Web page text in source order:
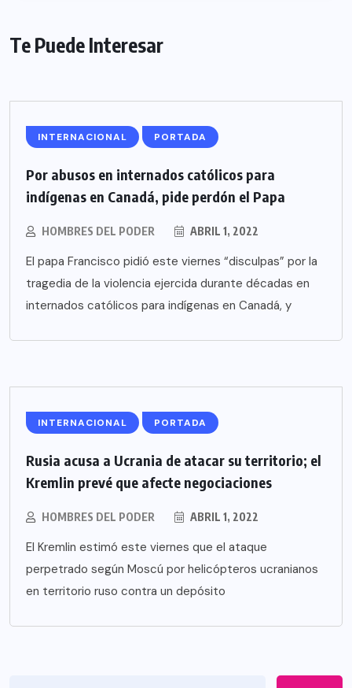
Te Puede Interesar
INTERNACIONAL PORTADA
Por abusos en internados católicos para
indígenas en Canadá, pide perdón el Papa
HOMBRES DEL PODER ABRIL 1, 2022
El papa Francisco pidió este viernes “disculpas” por la
tragedia de la violencia ejercida durante décadas en
internados católicos para indígenas en Canadá, y
INTERNACIONAL PORTADA
Rusia acusa a Ucrania de atacar su territorio; el
Kremlin prevé que afecte negociaciones
HOMBRES DEL PODER ABRIL 1, 2022
El Kremlin estimó este viernes que el ataque
perpetrado según Moscú por helicópteros ucranianos
en territorio ruso contra un depósito